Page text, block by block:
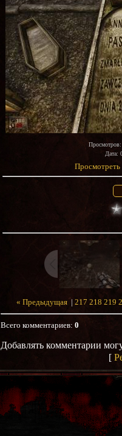
Просмотров
Дата:
Просмотреть
« Предыдущая| 217 218 219
Всего комментариев: 0
Добавлять комментарии
[